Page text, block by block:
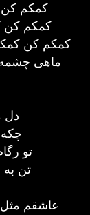
کمکم کن
کمکم کن
کمکم کن
ماهی چشمه
دل
تو
تن
عاشقم